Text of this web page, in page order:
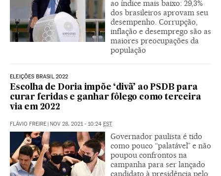
ao índice mais baixo: 29,3%
dos brasileiros aprovam seu
desempenho. Corrupção,
inflação e desemprego são as
maiores preocupações da
população
ELEIÇÕES BRASIL 2022
Escolha de Doria impõe ‘divã’ ao PSDB para
curar feridas e ganhar fôlego como terceira
via em 2022
FLÁVIO FREIRE | NOV 28, 2021 - 10:24 EST
Governador paulista é tido
como pouco “palatável” e não
poupou confrontos na
campanha para ser lançado
candidato à presidência pelo